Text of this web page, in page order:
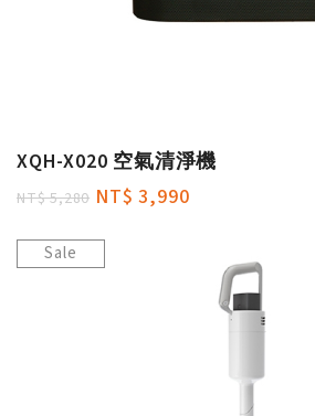
XQH-X020 空氣清淨機
NT$ 5,280 NT$ 3,990
Sale